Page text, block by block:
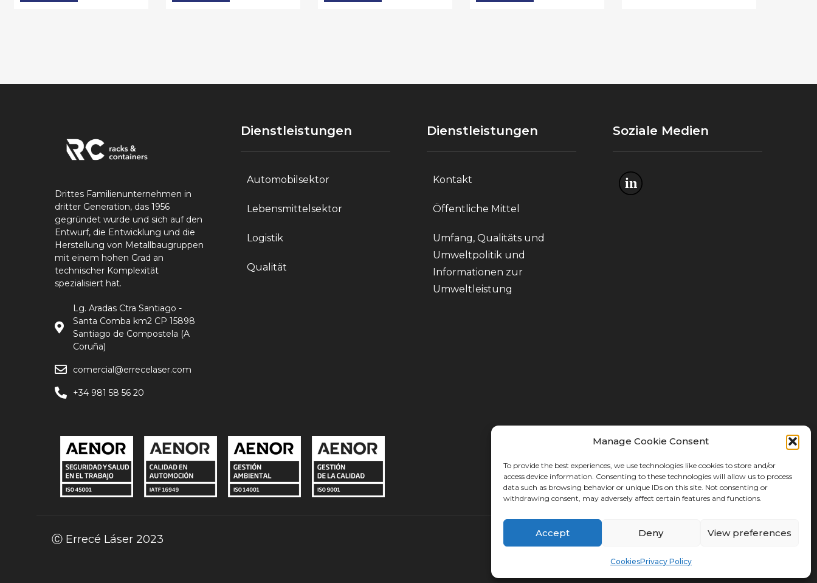
Manage Cookie Consent
To provide the best experiences, we use technologies like cookies to store and/or
access device information. Consenting to these technologies will allow us to process
data such as browsing behavior or unique IDs on this site. Not consenting or
withdrawing consent, may adversely affect certain features and functions.
Accept Deny View preferences
CookiesPrivacy Policy
Drittes Familienunternehmen in
dritter Generation, das 1956
gegründet wurde und sich auf den
Entwurf, die Entwicklung und die
Herstellung von Metallbaugruppen
mit einem hohen Grad an
technischer Komplexität
spezialisiert hat.
Lg. Aradas Ctra Santiago -
Santa Comba km2 CP 15898
Santiago de Compostela (A
Coruña)
comercial@errecelaser.com
+34 981 58 56 20
Dienstleistungen
Automobilsektor
Lebensmittelsektor
Logistik
Qualität
Dienstleistungen
Kontakt
Öffentliche Mittel
Umfang, Qualitäts und
Umweltpolitik und
Informationen zur
Umweltleistung
Soziale Medien
in
Ⓒ Errecé Láser 2023 Rechtlicher Hinweis Datenschutzpolitik|Cookies